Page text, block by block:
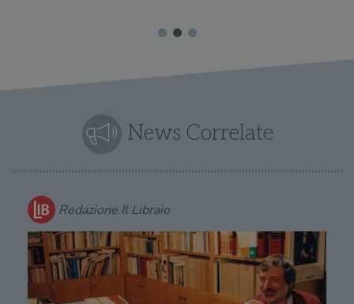
News Correlate
Redazione Il Libraio